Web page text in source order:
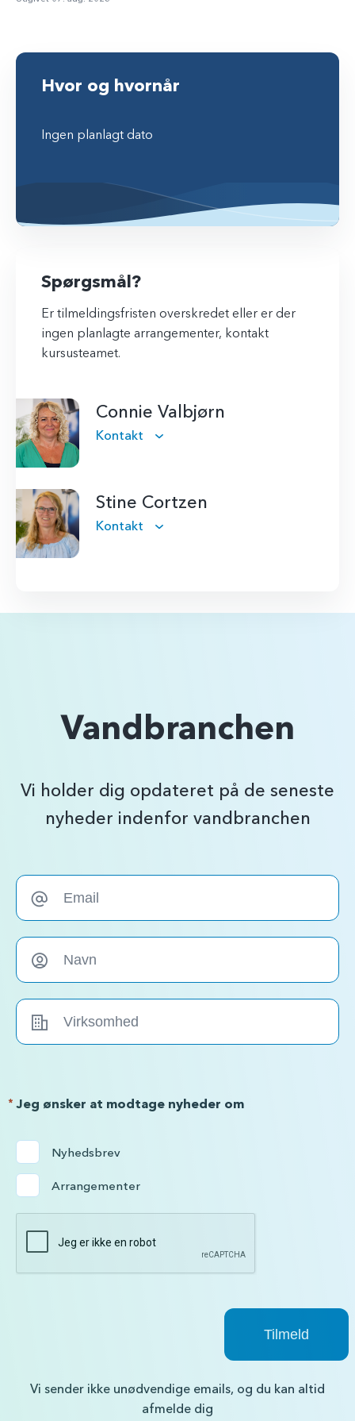
Hvor og hvornår
Ingen planlagt dato
Spørgsmål?
Er tilmeldingsfristen overskredet eller er der
ingen planlagte arrangementer, kontakt
kursusteamet.
Connie Valbjørn
Kontakt
Stine Cortzen
Kontakt
Vandbranchen
Vi holder dig opdateret på de seneste
nyheder indenfor vandbranchen
Jeg ønsker at modtage nyheder om
*
Nyhedsbrev
Arrangementer
Vi sender ikke unødvendige emails, og du kan altid
afmelde dig